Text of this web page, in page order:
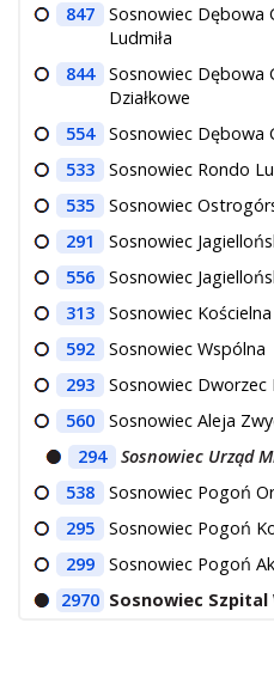
847
Sosnowiec Dębowa
Ludmiła
844
Sosnowiec Dębowa
Działkowe
554
Sosnowiec Dębowa
533
Sosnowiec Rondo
535
Sosnowiec
291
Sosnowiec
556
Sosnowiec
313
Sosnowiec Kościelna
592
Sosnowiec Wspólna
293
Sosnowiec Dworzec
560
Sosnowiec Aleja
294
Sosnowiec Urząd
538
Sosnowiec Pogoń
295
Sosnowiec Pogoń
299
Sosnowiec Pogoń
2970 Sosnowiec